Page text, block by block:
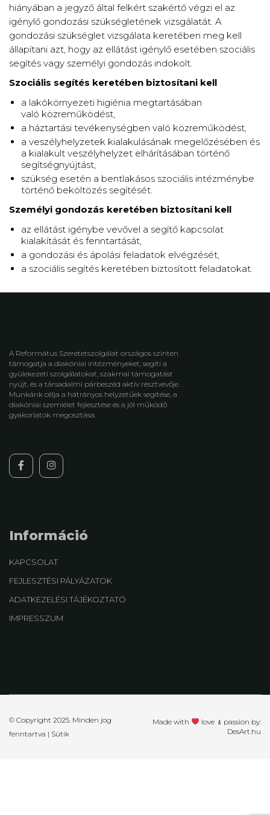
hiányában a jegyző által felkért szakértő végzi el az
igénylő gondozási szükségletének vizsgálatát. A
gondozási szükséglet vizsgálata keretében meg kell
állapítani azt, hogy az ellátást igénylő esetében szociális
segítés vagy személyi gondozás indokolt.
Szociális segítés keretében biztosítani kell
a lakókörnyezeti higiénia megtartásában
való közreműködést,
a háztartási tevékenységben való közreműködést,
a veszélyhelyzetek kialakulásának megelőzésében és
a kialakult veszélyhelyzet elhárításában történő
segítségnyújtást,
szükség esetén a bentlakásos szociális intézménybe
történő beköltözés segítését.
Személyi gondozás keretében biztosítani kell
az ellátást igénybe vevővel a segítő kapcsolat
kialakítását és fenntartását,
a gondozási és ápolási feladatok elvégzését,
a szociális segítés keretében biztosított feladatokat.
A Református Szeretetszolgálat országos szinten
támogatja a diakóniai intézményeket, segíti a
gyülekezeti szolgálatokat, szakmai támogatást
nyújt, és a társadalmi párbeszéd aktív résztvevője.
Munkánk célja a hátrányos helyzetűek segítése, a
diakóniai szemlélet fejlesztése és a jól működő
gyakorlatok megosztása.
Információ
KAPCSOLAT
FEJLESZTÉSI PÁLYÁZATOK
ADATKEZELÉSI TÁJÉKOZTATÓ
IMPRESSZUM
Made with
love ﹠passion by:
DesArt.hu
© Copyright 2025. Minden jog
fenntartva | Sütik